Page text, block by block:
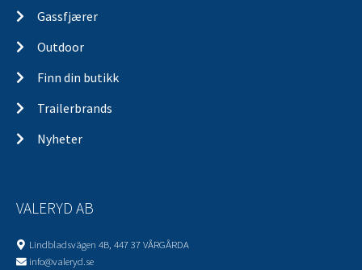
Gassfjærer
Outdoor
Finn din butikk
Trailerbrands
Nyheter
VALERYD AB
Lindbladsvägen 4B, 447 37 VÅRGÅRDA
info@valeryd.se